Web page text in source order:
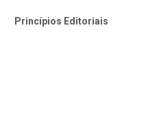
Princípios Editoriais